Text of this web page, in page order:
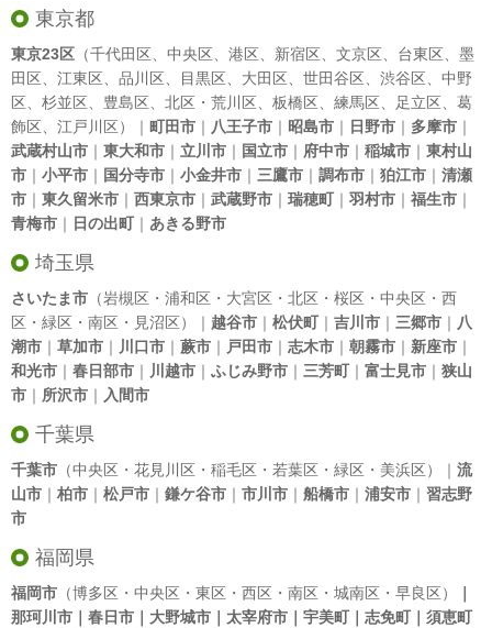
東京都
東京23区 （千代田区 中央区 港区 新宿区 文京区 台東区
墨
田区
江東区 品川区 目黒区 大田区 世田谷区 渋谷区
中野
区
杉並区 豊島区 北区 ・ 荒川区 板橋区 練馬区 足立区
葛
飾区
江戸川区）｜ 町田市 ｜ 八王子市 ｜ 昭島市 ｜ 日野市 ｜ 多摩市 ｜
武蔵村山市 ｜ 東大和市 ｜ 立川市 ｜ 国立市 ｜ 府中市 ｜ 稲城市 ｜ 東村山
市 ｜ 小平市 ｜ 国分寺市 ｜ 小金井市 ｜ 三鷹市 ｜ 調布市 ｜ 狛江市 ｜ 清瀬
市 ｜ 東久留米市 ｜ 西東京市 ｜ 武蔵野市 ｜ 瑞穂町｜ 羽村市 ｜ 福生市 ｜
青梅市 ｜ 日の出町｜ あきる野市
埼玉県
さいたま市 （岩槻区・浦和区・大宮区・北区・桜区・中央区・西
区・緑区・南区・見沼区）｜ 越谷市 ｜ 松伏町｜ 吉川市 ｜ 三郷市 ｜ 八
潮市 ｜ 草加市 ｜ 川口市 ｜ 蕨市 ｜ 戸田市 ｜ 志木市 ｜ 朝霧市 ｜ 新座市 ｜
和光市 ｜ 春日部市 ｜ 川越市 ｜ ふじみ野市 ｜ 三芳町｜ 富士見市 ｜ 狭山
市 ｜ 所沢市 ｜ 入間市
千葉県
千葉市 （中央区・花見川区・稲毛区・若葉区・緑区・美浜区）｜ 流
山市 ｜ 柏市 ｜ 松戸市 ｜ 鎌ケ谷市 ｜ 市川市 ｜ 船橋市 ｜ 浦安市 ｜ 習志野
市
福岡県
福岡市 （博多区・中央区・東区・西区・南区・城南区・早良区）
那珂川市｜春日市｜大野城市｜太宰府市｜宇美町｜志免町｜須恵町